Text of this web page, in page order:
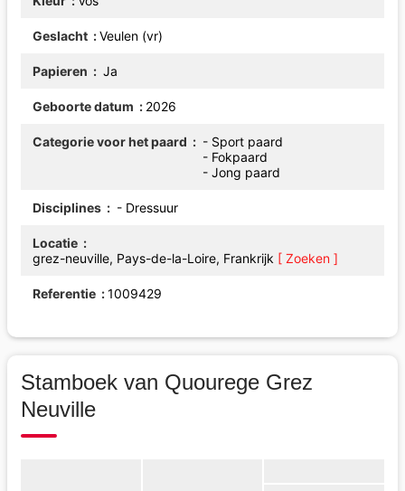
Geslacht Veulen (vr)
Papieren Ja
Geboorte datum 2026
Categorie voor het paard
- Sport paard
- Fokpaard
- Jong paard
Disciplines - Dressuur
Locatie
grez-neuville, Pays-de-la-Loire, Frankrijk [ Zoeken ]
Referentie 1009429
Stamboek van Quourege Grez
Neuville